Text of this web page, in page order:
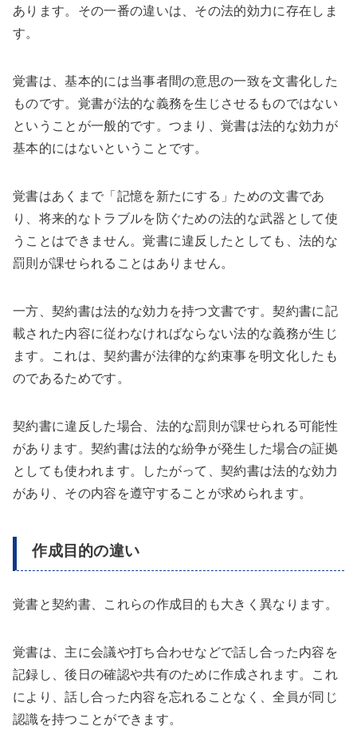
あります。その一番の違いは、その法的効力に存在しま
す。
覚書は、基本的には当事者間の意思の一致を文書化した
ものです。覚書が法的な義務を生じさせるものではない
ということが一般的です。つまり、覚書は法的な効力が
基本的にはないということです。
覚書はあくまで「記憶を新たにする」ための文書であ
り、将来的なトラブルを防ぐための法的な武器として使
うことはできません。覚書に違反したとしても、法的な
罰則が課せられることはありません。
一方、契約書は法的な効力を持つ文書です。契約書に記
載された内容に従わなければならない法的な義務が生じ
ます。これは、契約書が法律的な約束事を明文化したも
のであるためです。
契約書に違反した場合、法的な罰則が課せられる可能性
があります。契約書は法的な紛争が発生した場合の証拠
としても使われます。したがって、契約書は法的な効力
があり、その内容を遵守することが求められます。
作成目的の違い
覚書と契約書、これらの作成目的も大きく異なります。
覚書は、主に会議や打ち合わせなどで話し合った内容を
記録し、後日の確認や共有のために作成されます。これ
により、話し合った内容を忘れることなく、全員が同じ
認識を持つことができます。